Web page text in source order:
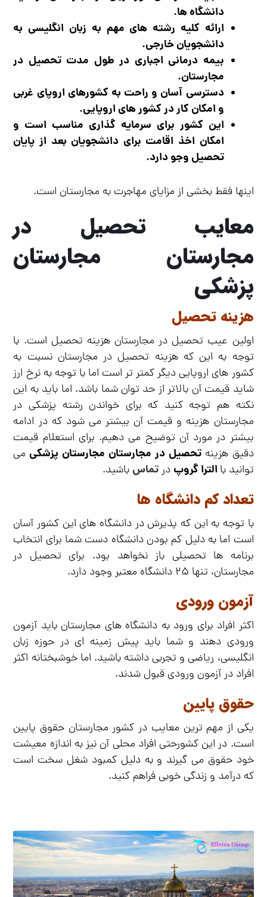
دانشگاه ها.
ارائه کلیه رشته های مهم به زبان انگلیسی به
دانشجویان خارجی.
بیمه درمانی اجباری در طول مدت تحصیل در
مجارستان.
دسترسی آسان و راحت به کشورهای اروپای غربی
و امکان کار در کشور های اروپایی.
این کشور برای سرمایه گذاری مناسب است و
امکان اخذ اقامت برای دانشجویان بعد از پایان
تحصیل وجو دارد.
اینها فقط بخشی از مزایای مهاجرت به مجارستان است.
معایب تحصیل در
مجارستان مجارستان
پزشکی
هزینه تحصیل
اولین عیب تحصیل در مجارستان هزینه تحصیل است. با
توجه به این که هزینه تحصیل در مجارستان نسبت به
کشور های اروپایی دیگر کمتر تر است اما با توجه به نرخ ارز
شاید قیمت آن بالاتر از حد توان شما باشد. اما باید به این
نکته هم توجه کنید که برای خواندن رشته پزشکی در
مجارستان هزینه و قیمت آن بیشتر می شود که در ادامه
بیشتر در مورد آن توضیح می دهیم. برای استعلام قیمت
دقیق هزینه تحصیل در مجارستان مجارستان پزشکی می
توانید با الترا گروپ درتماس باشید.
تعداد کم دانشگاه ها
با توجه به این که پذیرش در دانشگاه های این کشور آسان
است اما به دلیل کم بودن دانشگاه دست شما برای انتخاب
برنامه ها تحصیلی باز نخواهد بود. برای تحصیل در
مجارستان، تنها ۲۵ دانشگاه معتبر وجود دارد.
آزمون ورودی
اکثر افراد برای ورود به دانشگاه های مجارستان باید آزمون
ورودی دهند و شما باید پیش زمینه ای در حوزه زبان
انگلیسی، ریاضی و تجربی داشته باشید. اما خوشبختانه اکثر
افراد در آزمون ورودی قبول شدند.
حقوق پایین
یکی از مهم ترین معایب در کشور مجارستان حقوق پایین
است. در این کشورحتی افراد محلی آن نیز به اندازه معیشت
خود حقوق می گیرند و به دلیل کمبود شغل سخت است
که درآمد و زندگی خوبی فراهم کنید.